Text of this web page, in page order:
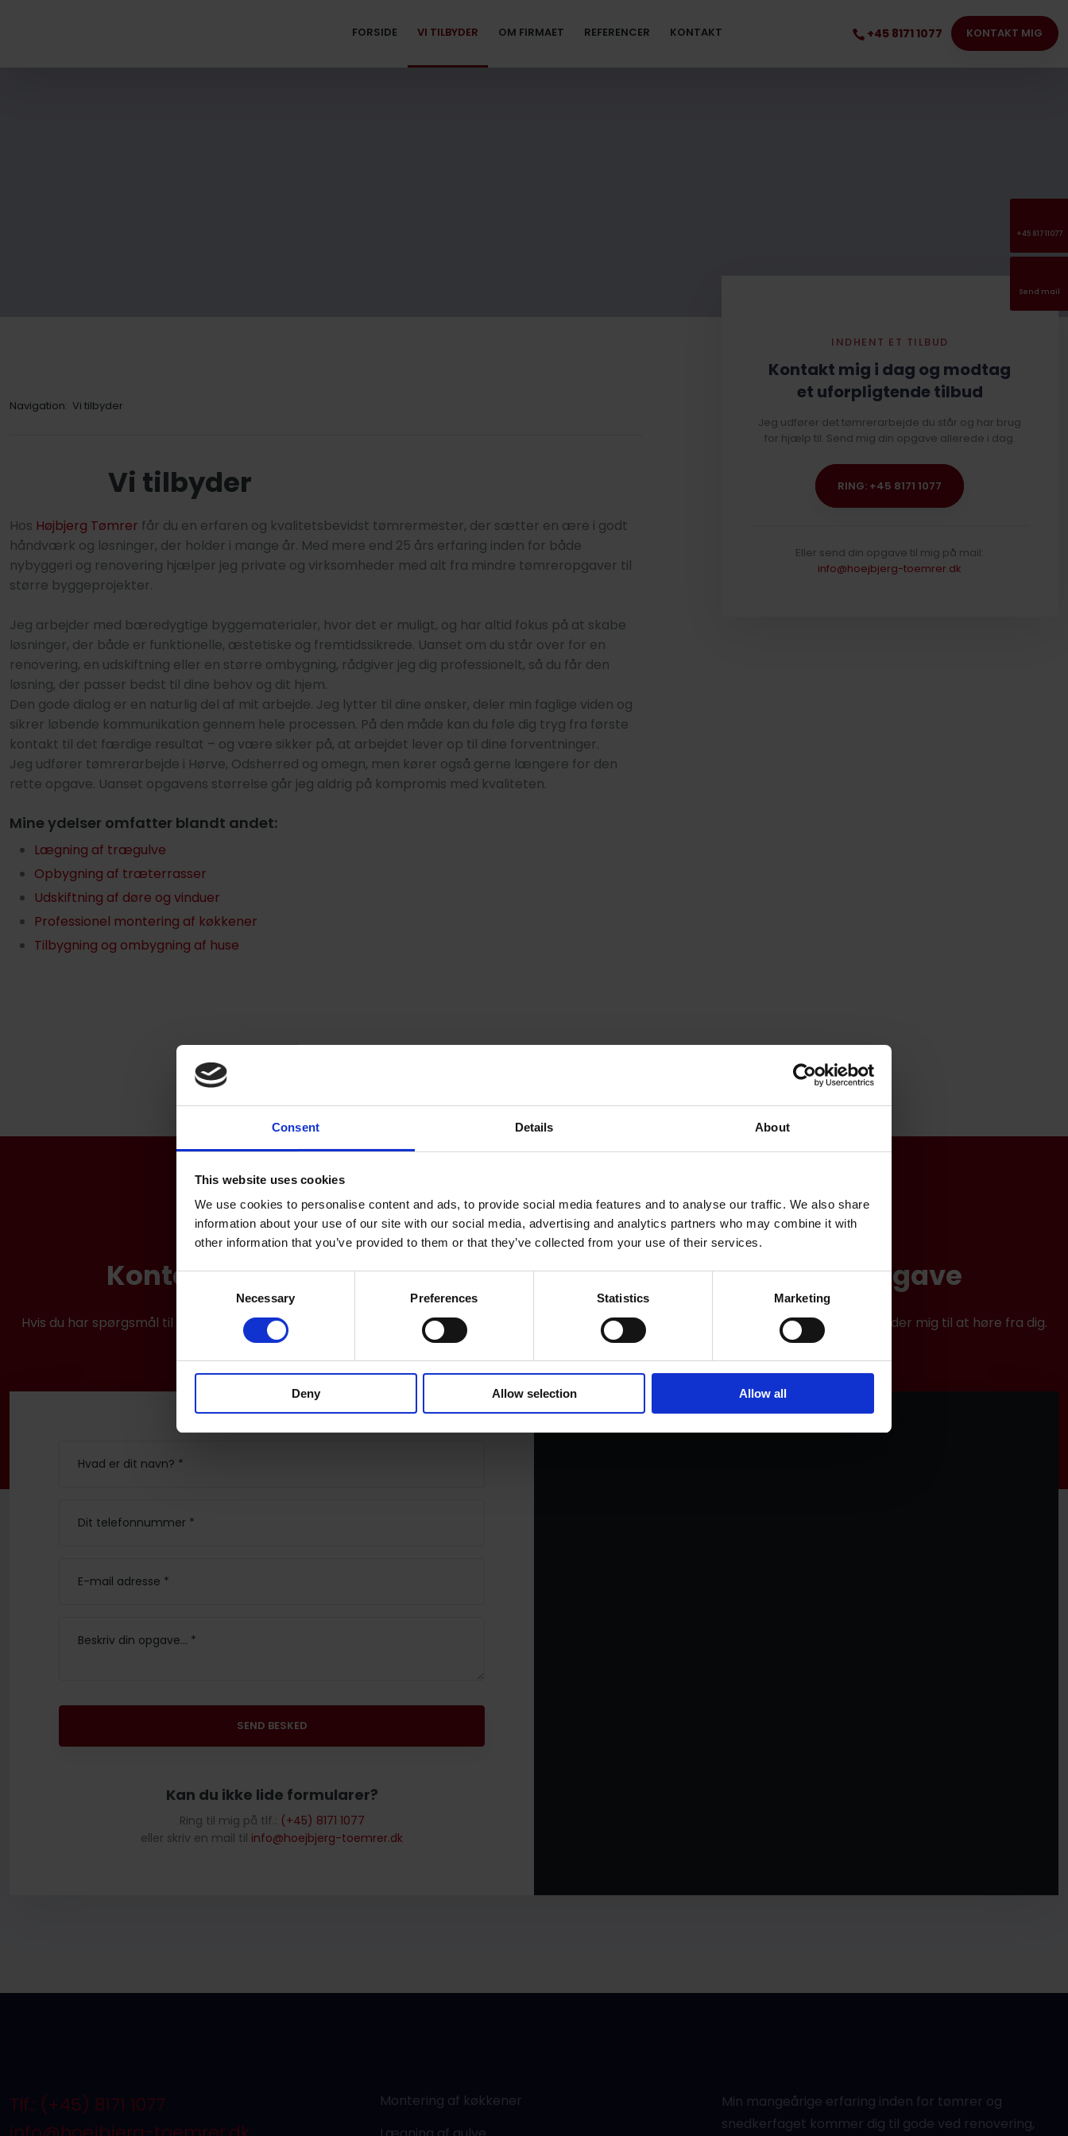
Consent Details About
This website uses cookies
We use cookies to personalise content and ads, to provide social media features and to analyse our traffic. We also share
information about your use of our site with our social media, advertising and analytics partners who may combine it with
other information that you’ve provided to them or that they’ve collected from your use of their services.
Necessary Preferences Statistics Marketing
Deny Allow selection Allow all
+45 817 11077
Send mail
FORSIDE VI TILBYDER OM FIRMAET REFERENCER KONTAKT +45 8171 1077 KONTAKT MIG​
Navigation:Vi tilbyder
Vi tilbyder
Hos Højbjerg Tømrer får du en erfaren og kvalitetsbevidst tømrermester, der sætter en ære i godt
håndværk og løsninger, der holder i mange år. Med mere end 25 års erfaring inden for både
nybyggeri og renovering hjælper jeg private og virksomheder med alt fra mindre tømreropgaver til
større byggeprojekter.
Jeg arbejder med bæredygtige byggematerialer, hvor det er muligt, og har altid fokus på at skabe
løsninger, der både er funktionelle, æstetiske og fremtidssikrede. Uanset om du står over for en
renovering, en udskiftning eller en større ombygning, rådgiver jeg dig professionelt, så du får den
løsning, der passer bedst til dine behov og dit hjem.
Den gode dialog er en naturlig del af mit arbejde. Jeg lytter til dine ønsker, deler min faglige viden og
sikrer løbende kommunikation gennem hele processen. På den måde kan du føle dig tryg fra første
kontakt til det færdige resultat – og være sikker på, at arbejdet lever op til dine forventninger.
Jeg udfører tømrerarbejde i Hørve, Odsherred og omegn, men kører også gerne længere for den
rette opgave. Uanset opgavens størrelse går jeg aldrig på kompromis med kvaliteten.
Mine ydelser omfatter blandt andet:
Lægning af trægulve
Opbygning af træterrasser
Udskiftning af døre og vinduer
Professionel montering af køkkener
Tilbygning og ombygning af huse
INDHENT ET TILBUD
Kontakt mig i dag og modtag
​et uforpligtende tilbud
Jeg udfører det tømrerarbejde du står og har brug
for hjælp til. Send mig din opgave allerede i dag.
RING: +45 8171 1077
Eller send din opgave til mig på mail:
info@hoejbjerg-toemrer.dk
ER DU INTERESSERET?
Kontakt mig og modtag et ​uforpligtende tilbud på din opgave
Hvis du har spørgsmål til mine services, priser eller åbningstider er du altid velkommen til at kontakte mig via formularen herunder. Jeg glæder mig til at høre fra dig.
​Kan du ikke lide formularer?
Ring til mig på tlf.: (+45) 8171 1077
eller skriv en mail til info@hoejbjerg-toemrer.dk
Tlf.: (+45) 8171 1077
Montering af køkkener
Min mangeårige erfaring inden for tømrer og
snedkerfaget kommer dig til gode ved renovering,